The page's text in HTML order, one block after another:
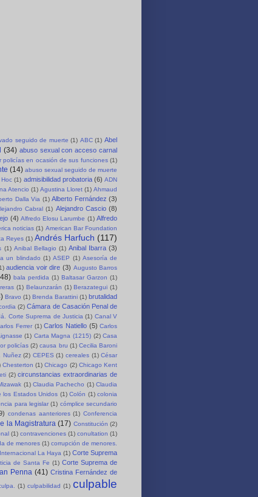
seguido de muerte (1) ABC (1) Abel
(34) abuso sexual con acceso carnal
policías en ocasión de sus funciones (1)
(14) abuso sexual seguido de muerte
(1) admisibilidad probatoria (6) ADN
Atencio (1) Agustina Lloret (1) Ahmaud
Dalla Via (1) Alberto Fernández (3)
Cabral (1) Alejandro Cascio (8)
(4) Alfredo Elosu Larumbe (1) Alfredo
noticias (1) American Bar Foundation
Reyes (1) Andrés Harfuch (117)
(1) Anibal Bellagio (1) Anibal Ibarra (3)
un blindado (1) ASEP (1) Asesoría de
audiencia voir dire (3) Augusto Barros
bala perdida (1) Baltasar Garzon (1)
(1) Belaunzarán (1) Berazategui (1)
Bravo (1) Brenda Barattini (1) brutalidad
(2) Cámara de Casación Penal de
Corte Suprema de Justicia (1) Canal V
Ferrer (1) Carlos Natiello (5) Carlos
(1) Carta Magna (1215) (2) Casa
policías (2) causa bru (1) Cecilia Baroni
Nuñez (2) CEPES (1) cereales (1) César
Chesterton (1) Chicago (2) Chicago Kent
(2) circunstancias extraordinarias de
(1) Claudia Pachecho (1) Claudia
los Estados Unidos (1) Colón (1) colonia
para legislar (1) cómplice secundario
condenas aanteriores (1) Conferencia
la Magistratura (17) Constitución (2)
(1) contravenciones (1) conultation (1)
de menores (1) corrupción de menores.
La Haya (1) Corte Suprema
de Santa Fe (1) Corte Suprema de
Penna (41) Cristina Fernández de
(1) culpabilidad (1) culpable